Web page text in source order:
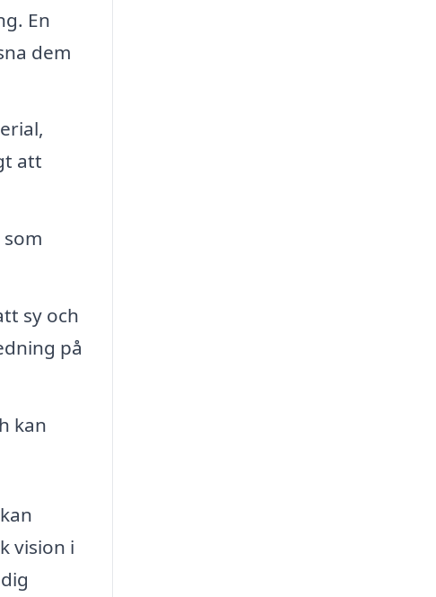
En
dem
att
sy och
på
kan
vision i